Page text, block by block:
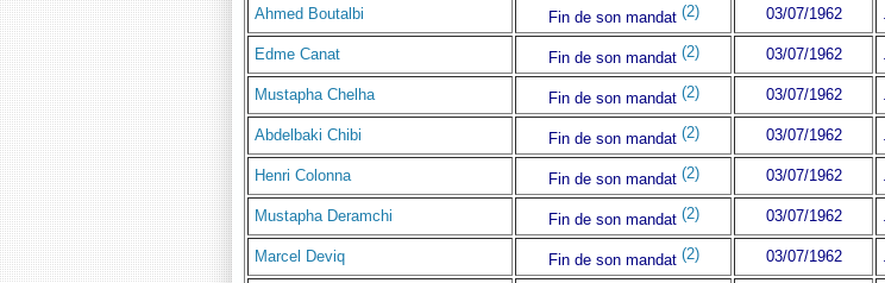
Ahmed Boutalbi Fin de son mandat (2) 03/07/1962
Edme Canat Fin de son mandat (2) 03/07/1962
Mustapha Chelha Fin de son mandat (2) 03/07/1962
Abdelbaki Chibi Fin de son mandat (2) 03/07/1962
Henri Colonna Fin de son mandat (2) 03/07/1962
Mustapha Deramchi Fin de son mandat (2) 03/07/1962
Marcel Deviq Fin de son mandat (2) 03/07/1962